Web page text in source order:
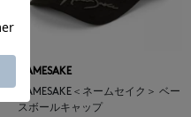
NAMESAKE
NAMESAKE＜ネームセイク＞ ベー
スボールキャップ